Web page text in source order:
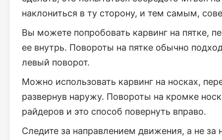
наклониться в ту сторону, и тем самым,
Вы можете попробовать карвинг на пятке,
ее внутрь. Повороты на пятке обычно
левый поворот.
Можно использовать карвинг на носках,
развернув наружу. Повороты на кромке
райдеров и это способ повернуть вправо.
Следите за направлением движения, а не